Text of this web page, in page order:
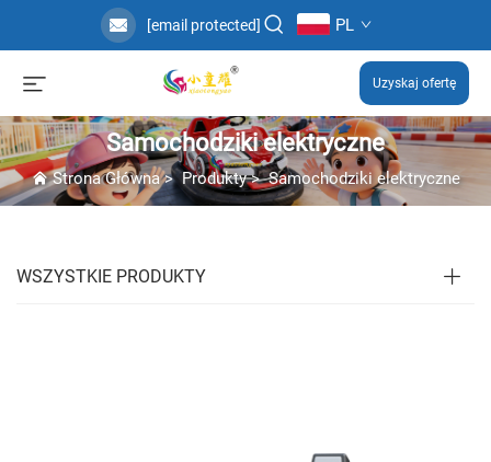
[email protected] PL
Uzyskaj ofertę
Samochodziki elektryczne
Strona Główna>Produkty>Samochodziki elektryczne
WSZYSTKIE PRODUKTY